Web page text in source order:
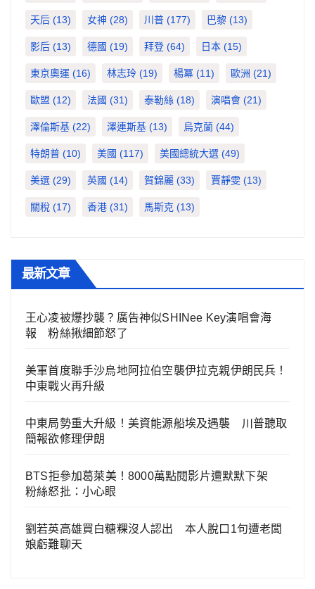
天后 (13) 女神 (28) 川普 (177) 巴黎 (13)
影后 (13) 德國 (19) 拜登 (64) 日本 (15)
東京奧運 (16) 林志玲 (19) 楊冪 (11) 歐洲 (21)
歐盟 (12) 法國 (31) 泰勒絲 (18) 演唱會 (21)
澤倫斯基 (22) 澤連斯基 (13) 烏克蘭 (44)
特朗普 (10) 美國 (117) 美國總統大選 (49)
美選 (29) 英國 (14) 賀錦麗 (33) 賈靜雯 (13)
關稅 (17) 香港 (31) 馬斯克 (13)
最新文章
王心凌被爆抄襲？廣告神似SHINee Key演唱會海
報 粉絲揪細節怒了
美軍首度聯手沙烏地阿拉伯空襲伊拉克親伊朗民兵！
中東戰火再升級
中東局勢重大升級！美資能源船埃及遇襲 川普聽取
簡報欲修理伊朗
BTS拒參加葛萊美！8000萬點閱影片遭默默下架
粉絲怒批：小心眼
劉若英高雄買白糖粿沒人認出 本人脫口1句遭老闆
娘虧難聊天